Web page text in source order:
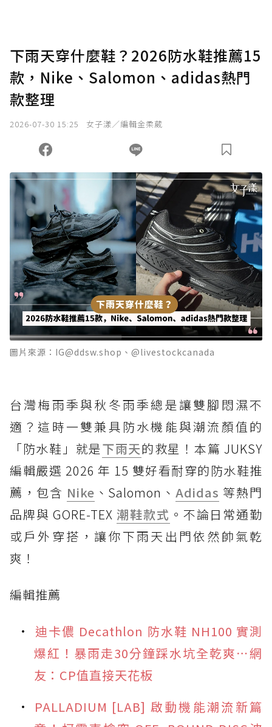
下雨天穿什麼鞋？2026防水鞋推薦15
款，Nike、Salomon、adidas熱門
款整理
2026-07-30 15:25 女子漾／編輯金柔葳
圖片來源：IG@ddsw.shop、@livestockcanada
台灣梅雨季與秋冬雨季總是讓雙腳悶濕不
適？這時一雙兼具防水機能與潮流顏值的
「防水鞋」就是下雨天的救星！本篇 JUKSY
編輯嚴選 2026 年 15 雙好看耐穿的防水鞋推
薦，包含 Nike 、Salomon、Adidas 等熱門
品牌與 GORE-TEX 潮鞋款式 。不論日常通勤
或戶外穿搭，讓你下雨天出門依然帥氣乾
爽！
編輯推薦
迪卡儂 Decathlon 防水鞋 NH100 實測
爆紅！暴雨走30分鐘踩水坑全乾爽⋯網
友：CP值直接天花板
PALLADIUM [LAB] 啟動機能潮流新篇